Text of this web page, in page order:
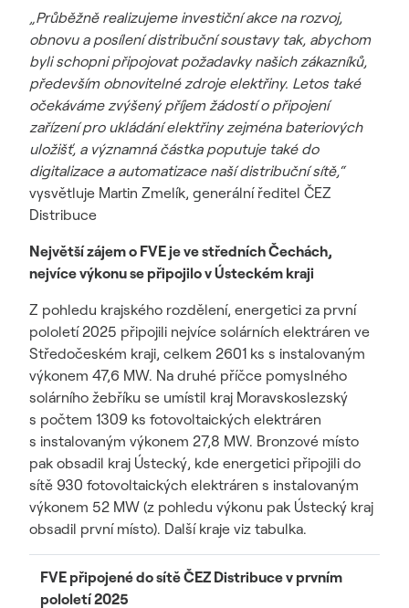
„Průběžně realizujeme investiční akce na rozvoj,
obnovu a posílení distribuční soustavy tak, abychom
byli schopni připojovat požadavky našich zákazníků,
především obnovitelné zdroje elektřiny. Letos také
očekáváme zvýšený příjem žádostí o připojení
zařízení pro ukládání elektřiny zejména bateriových
uložišť, a významná částka poputuje také do
digitalizace a automatizace naší distribuční sítě,“
vysvětluje Martin Zmelík, generální ředitel ČEZ
Distribuce
Největší zájem o FVE je ve středních Čechách,
nejvíce výkonu se připojilo v Ústeckém kraji
Z pohledu krajského rozdělení, energetici za první
pololetí 2025 připojili nejvíce solárních elektráren ve
Středočeském kraji, celkem 2601 ks s instalovaným
výkonem 47,6 MW. Na druhé příčce pomyslného
solárního žebříku se umístil kraj Moravskoslezský
s počtem 1309 ks fotovoltaických elektráren
s instalovaným výkonem 27,8 MW. Bronzové místo
pak obsadil kraj Ústecký, kde energetici připojili do
sítě 930 fotovoltaických elektráren s instalovaným
výkonem 52 MW (z pohledu výkonu pak Ústecký kraj
obsadil první místo). Další kraje viz tabulka.
FVE připojené do sítě ČEZ Distribuce v prvním
pololetí 2025